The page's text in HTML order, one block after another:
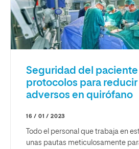
Seguridad del
protocolos para
adversos en quirófano
16 / 01 / 2023
Todo el personal que trabaja en
unas pautas meticulosamente